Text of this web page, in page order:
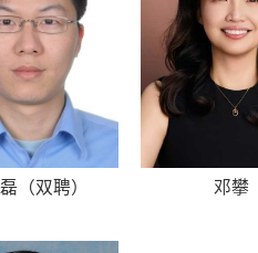
（双聘） 邓攀